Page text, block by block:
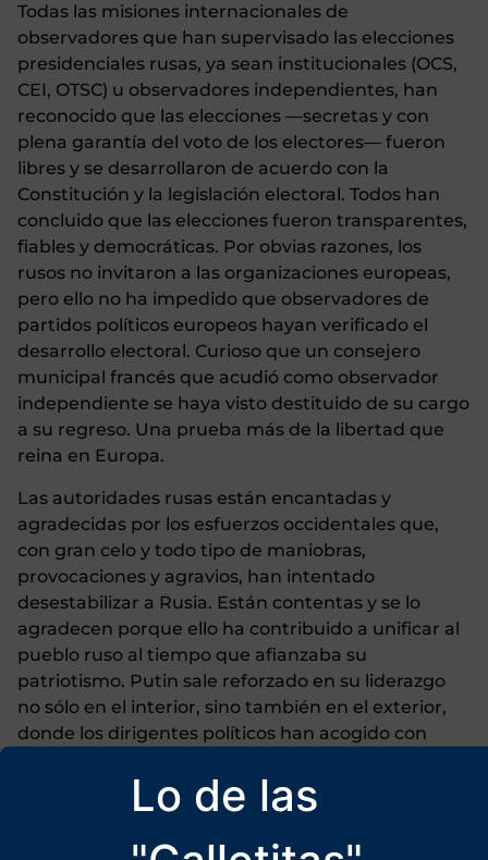
Lo de las
Todas las misiones internacionales de
observadores que han supervisado las elecciones
presidenciales rusas, ya sean institucionales (OCS,
CEI, OTSC) u observadores independientes, han
reconocido que las elecciones —secretas y con
plena garantía del voto de los electores— fueron
libres y se desarrollaron de acuerdo con la
Constitución y la legislación electoral. Todos han
concluido que las elecciones fueron transparentes,
fiables y democráticas. Por obvias razones, los
rusos no invitaron a las organizaciones europeas,
pero ello no ha impedido que observadores de
partidos políticos europeos hayan verificado el
desarrollo electoral. Curioso que un consejero
municipal francés que acudió como observador
independiente se haya visto destituido de su cargo
a su regreso. Una prueba más de la libertad que
reina en Europa.
Las autoridades rusas están encantadas y
agradecidas por los esfuerzos occidentales que,
con gran celo y todo tipo de maniobras,
provocaciones y agravios, han intentado
desestabilizar a Rusia. Están contentas y se lo
agradecen porque ello ha contribuido a unificar al
pueblo ruso al tiempo que afianzaba su
patriotismo. Putin sale reforzado en su liderazgo
no sólo en el interior, sino también en el exterior,
donde los dirigentes políticos han acogido con
con la excepción, por supuesto, de los
occidentales. Éstos lo ven como una pesadilla y ya
no saben qué inventarse en su permanente